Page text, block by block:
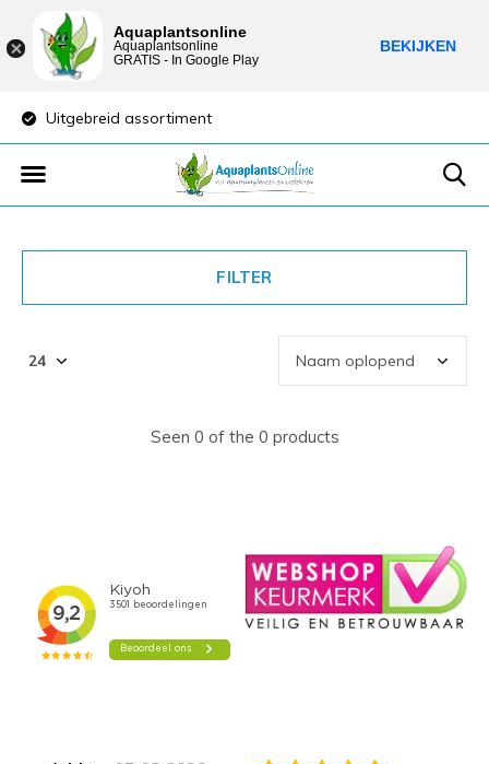
Uitgebreid assortiment
FILTER
Seen 0 of the 0 products
Aquaplantsonline
Aquaplantsonline
GRATIS - In Google Play
BEKIJKEN